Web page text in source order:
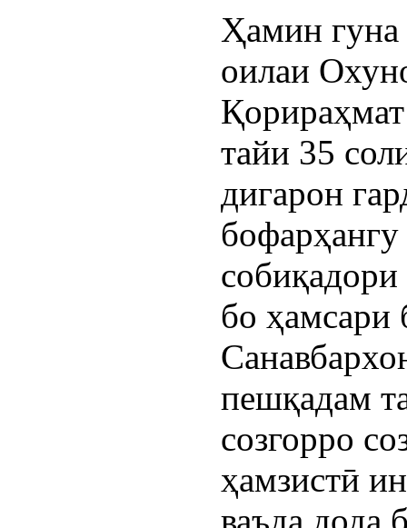
Ҳамин гуна
оилаи
тайи 35
дигарон
бо
пешқадам
созгорро
ҳамзистӣ
ваъда дода